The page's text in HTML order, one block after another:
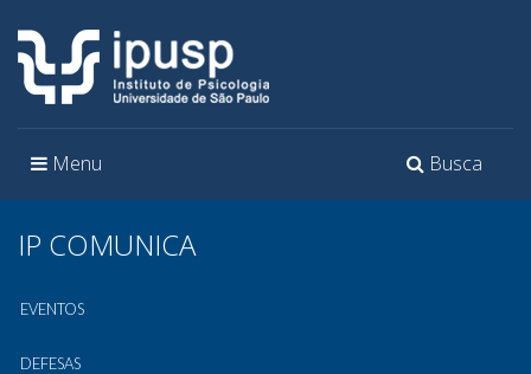
Toggle
Busca
Toggle
Menu
IP COMUNICA
EVENTOS
DEFESAS